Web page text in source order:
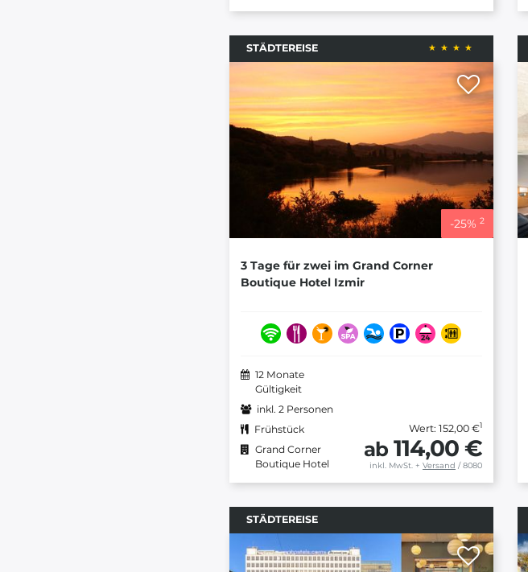
STÄDTEREISE
-25% 2
3 Tage für zwei im Grand Corner
Boutique Hotel Izmir
12 Monate
Gültigkeit
inkl. 2 Personen
Frühstück
Grand Corner
Boutique Hotel
Wert: 152,00 €1
ab 114,00 €
inkl. MwSt. + Versand / 8080
STÄDTEREISE